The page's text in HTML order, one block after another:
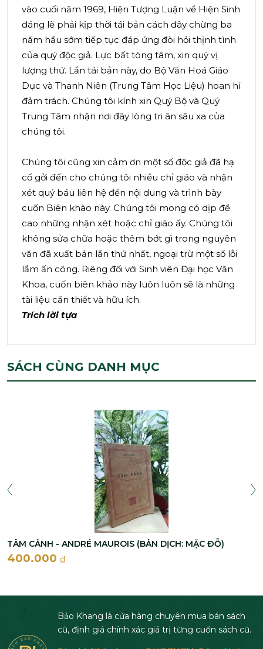
vào cuối năm 1969, Hiện Tượng Luận về Hiện Sinh
đáng lẽ phải kịp thời tái bản cách đây chừng ba
năm hầu sớm tiếp tục đáp ứng đòi hỏi thịnh tình
của quý độc giả. Lực bất tòng tâm, xin quý vị
lượng thứ. Lần tái bản này, do Bộ Văn Hoá Giáo
Dục và Thanh Niên (Trung Tâm Học Liệu) hoan hỉ
đảm trách. Chúng tôi kính xin Quý Bộ và Quý
Trung Tâm nhận nơi đây lòng tri ân sâu xa của
chúng tôi.
Chúng tôi cũng xin cảm ơn một số độc giả đã hạ
cố gởi đến cho chúng tôi nhiều chỉ giáo và nhận
xét quý báu liên hệ đến nội dung và trình bày
cuốn Biên khào này. Chúng tôi mong có dịp đề
cao những nhận xét hoặc chỉ giáo ấy. Chúng tôi
không sửa chữa hoặc thêm bớt gì trong nguyên
văn đã xuất bản lần thứ nhất, ngoại trừ một số lỗi
lầm ấn công. Riêng đối với Sinh viên Đại học Văn
Khoa, cuốn biên khảo này luôn luôn sẽ là những
tài liệu cần thiết và hữu ích.
Trích lời tựa
SÁCH CÙNG DANH MỤC
TÂM CẢNH - ANDRÉ MAUROIS (BẢN DỊCH: MẶC ĐỖ)
400.000 đ
Bảo Khang là cửa hàng chuyên mua bán sách
cũ, định giá chính xác giá trị từng cuốn sách cũ.